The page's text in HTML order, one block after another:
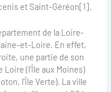
et Saint-Géréon[1].
de la Loire-
et-Loire. En effet,
une partie de son
(l'Île aux Moines)
l'Île Verte). La ville